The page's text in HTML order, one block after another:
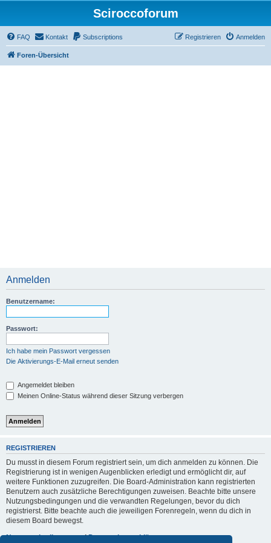
Sciroccoforum
FAQ Kontakt Subscriptions Anmelden
Registrieren
Foren-Übersicht
Anmelden
Benutzername:
Passwort:
Ich habe mein Passwort vergessen
Die Aktivierungs-E-Mail erneut senden
Angemeldet bleiben
Meinen Online-Status während dieser Sitzung verbergen
REGISTRIEREN
Du musst in diesem Forum registriert sein, um dich anmelden zu können. Die
Registrierung ist in wenigen Augenblicken erledigt und ermöglicht dir, auf
weitere Funktionen zuzugreifen. Die Board-Administration kann registrierten
Benutzern auch zusätzliche Berechtigungen zuweisen. Beachte bitte unsere
Nutzungsbedingungen und die verwandten Regelungen, bevor du dich
registrierst. Bitte beachte auch die jeweiligen Forenregeln, wenn du dich in
diesem Board bewegst.
Nutzungsbedingungen|Datenschutzerklärung